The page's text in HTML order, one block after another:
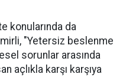
konularında da
"Yetersiz beslenme
sorunlar arasında
açlıkla karşı karşıya